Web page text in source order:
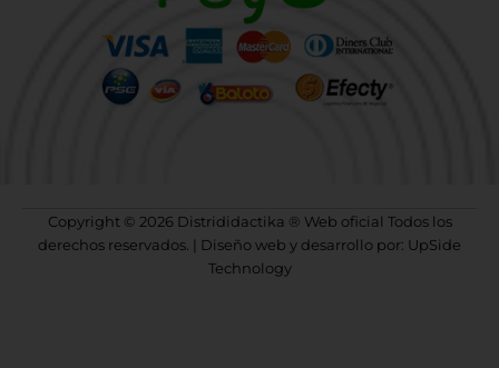
Copyright © 2026 Distrididactika ® Web oficial Todos los
derechos reservados. | Diseño web y desarrollo por: UpSide
Technology